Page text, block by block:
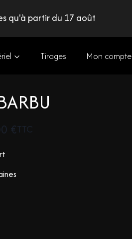
qu'à partir du 17 août
Tirages Mon compte
€TTC